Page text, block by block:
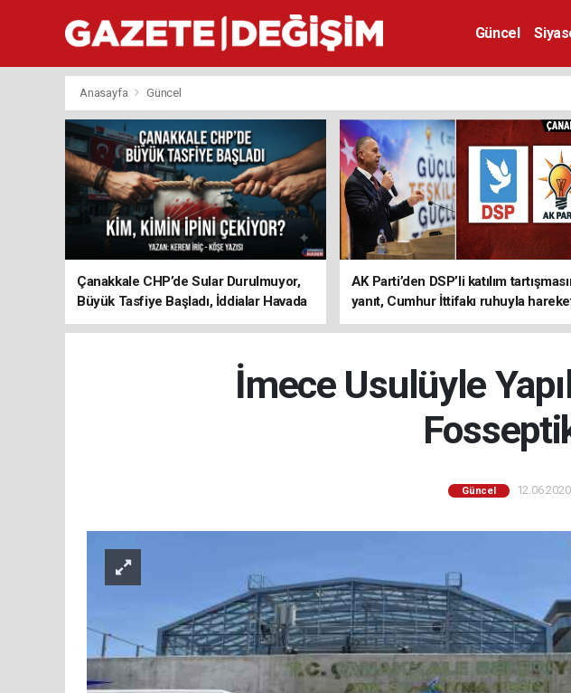
Güncel
Anasayfa Güncel
Çanakkale CHP’de Sular Durulmuyor,
Büyük Tasfiye Başladı, İddialar Havada
Uçuşuyor
AK Parti’den DSP’li katılım
yanıt, Cumhur İttifakı ruhuyla
ediyoruz
İmece Usulüyle
Güncel